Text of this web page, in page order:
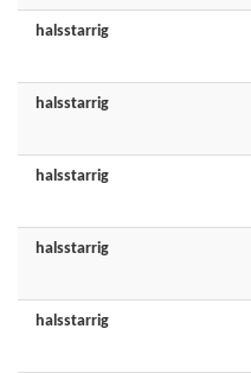
halsstarrig
halsstarrig
halsstarrig
halsstarrig
halsstarrig